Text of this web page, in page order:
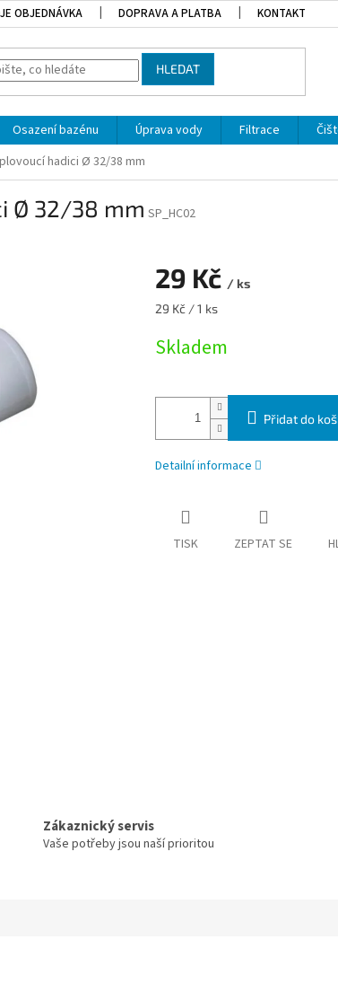
OBJEDNÁVKA DOPRAVA A PLATBA KONTAKT
HLEDAT
Osazení bazénu Úprava vody Filtrace
hadici Ø 32/38 mm
Ø 32/38 mm SP_HC02
29 Kč / ks
Měrná cena:
29 Kč / 1 ks
Skladem
Přidat do
Detailní informace
TISK ZEPTAT SE
Zákaznický servis
Vaše potřeby jsou naší prioritou